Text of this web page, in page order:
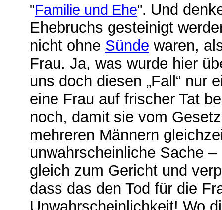
"Familie und Ehe". Und
Ehebruchs gesteinigt
nicht ohne Sünde waren,
Frau. Ja, was wurde hier
uns doch diesen „Fall“ nur
eine Frau auf frischer Tat
noch, damit sie vom
mehreren Männern
unwahrscheinliche Sache
gleich zum Gericht und
dass das den Tod für die
Unwahrscheinlichkeit! Wo